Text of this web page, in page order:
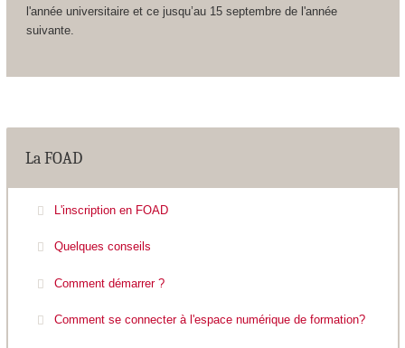
l'année universitaire et ce jusqu’au 15 septembre de l'année
suivante.
La FOAD
L'inscription en FOAD
Quelques conseils
Comment démarrer ?
Comment se connecter à l'espace numérique de formation?